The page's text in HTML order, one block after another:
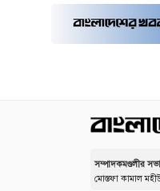
সম্পাদকমণ্ডলীর
মোস্তফা কামাল